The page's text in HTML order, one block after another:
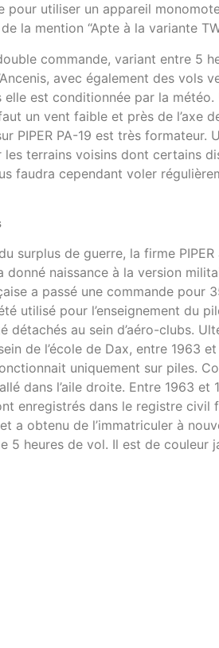
pour utiliser un appareil
la mention “Apte à la variante
commande, variant entre 5
avec également des
est conditionnée par la
un vent faible et près de l’axe
PIPER PA-19 est très
terrains voisins dont certains
faudra cependant voler
surplus de guerre, la firme
naissance à la version
a passé une commande
utilisé pour l’enseignement du
détachés au sein d’aéro-clubs.
de l’école de Dax, entre 1963
uniquement sur piles.
dans l’aile droite. Entre 1963
enregistrés dans le registre civil
a obtenu de l’immatriculer à
heures de vol. Il est de couleur